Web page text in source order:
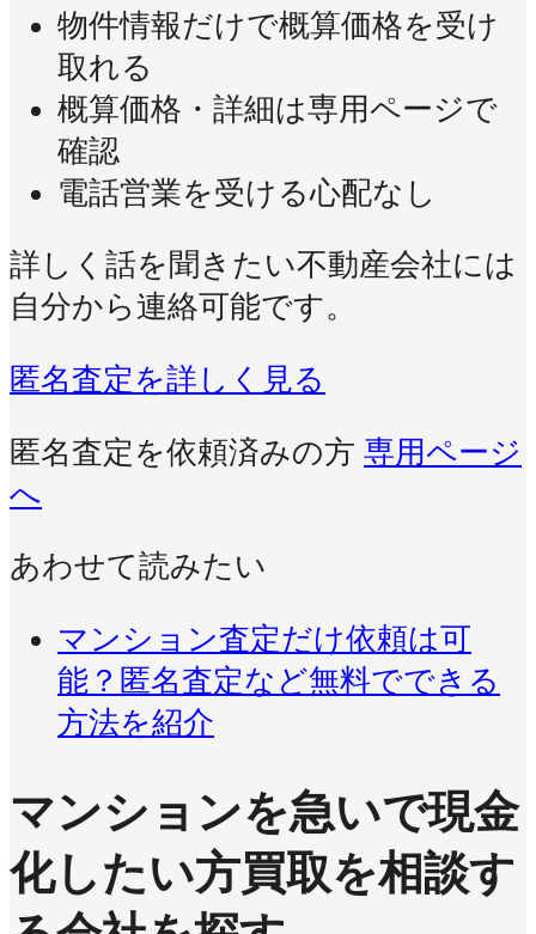
物件情報だけで概算価格を受け
取れる
概算価格・詳細は専用ページで
確認
電話営業を受ける心配なし
詳しく話を聞きたい不動産会社には
自分から連絡可能です。
匿名査定を詳しく見る
匿名査定を依頼済みの方 専用ページ
へ
あわせて読みたい
マンション査定だけ依頼は可
能？匿名査定など無料でできる
方法を紹介
マンションを急いで現金
化したい方買取を相談す